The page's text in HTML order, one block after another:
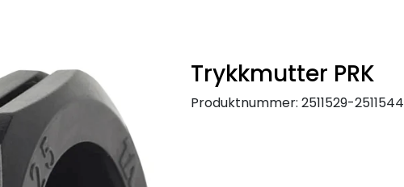
Trykkmutter PRK
Produktnummer: 2511529-2511544